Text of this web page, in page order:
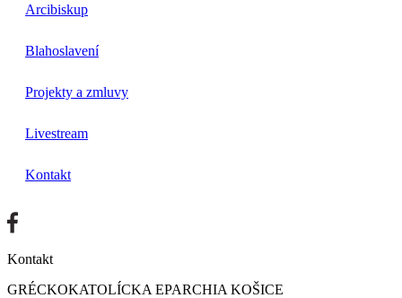
Arcibiskup
Blahoslavení
Projekty a zmluvy
Livestream
Kontakt
Kontakt
GRÉCKOKATOLÍCKA EPARCHIA KOŠICE